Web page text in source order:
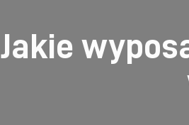
Jakie